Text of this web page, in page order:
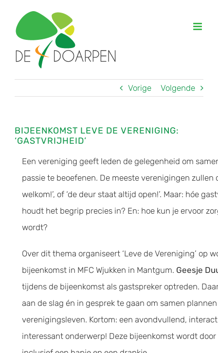
inhoud
Vorige Volgende
BIJEENKOMST LEVE DE VERENIGING:
‘GASTVRIJHEID’
Een vereniging geeft leden de gelegenheid om
passie te beoefenen. De meeste verenigingen zullen
welkom!’, of ‘de deur staat altijd open!’. Maar: hóe
houdt het begrip precies in? En: hoe kun je ervoor
wordt?
Over dit thema organiseert ‘Leve de Vereniging’ op
bijeenkomst in MFC Wjukken in Mantgum. Geesje
tijdens de bijeenkomst als gastspreker optreden.
aan de slag én in gesprek te gaan om samen
verenigingsleven. Kortom: een avondvullend,
interessant onderwerp! Deze bijeenkomst wordt door